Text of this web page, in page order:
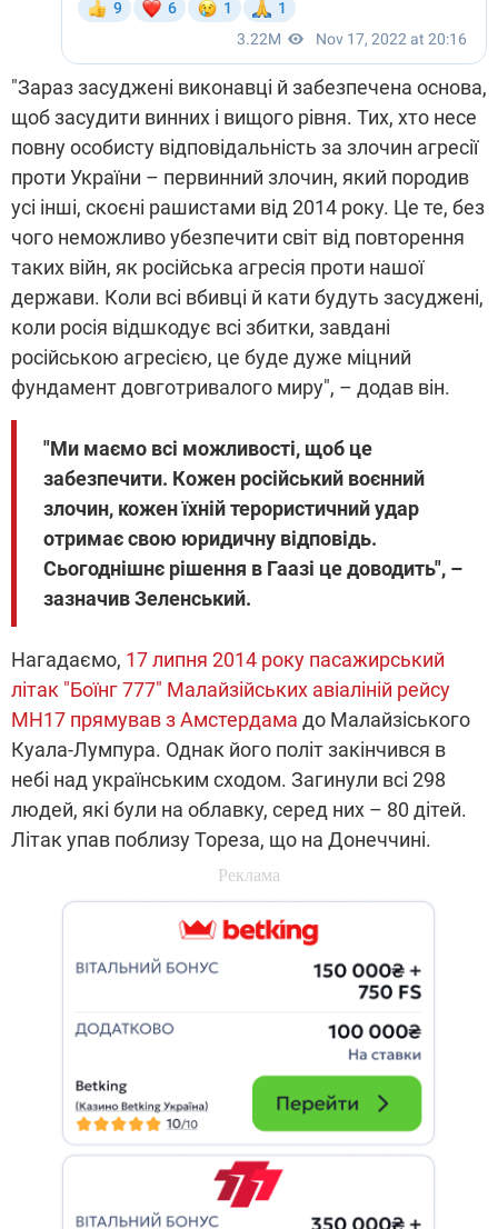
"Зараз засуджені виконавці й забезпечена основа,
щоб засудити винних і вищого рівня. Тих, хто несе
повну особисту відповідальність за злочин агресії
проти України – первинний злочин, який породив
усі інші, скоєні рашистами від 2014 року. Це те, без
чого неможливо убезпечити світ від повторення
таких війн, як російська агресія проти нашої
держави. Коли всі вбивці й кати будуть засуджені,
коли росія відшкодує всі збитки, завдані
російською агресією, це буде дуже міцний
фундамент довготривалого миру", – додав він.
"Ми маємо всі можливості, щоб це
забезпечити. Кожен російський воєнний
злочин, кожен їхній терористичний удар
отримає свою юридичну відповідь.
Сьогоднішнє рішення в Гаазі це доводить", –
зазначив Зеленський.
Нагадаємо, 17 липня 2014 року пасажирський
літак "Боїнг 777" Малайзійських авіаліній рейсу
МН17 прямував з Амстердама до Малайзіського
Куала-Лумпура. Однак його політ закінчився в
небі над українським сходом. Загинули всі 298
людей, які були на облавку, серед них – 80 дітей.
Літак упав поблизу Тореза, що на Донеччині.